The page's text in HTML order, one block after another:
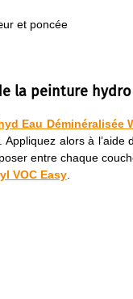
et poncée
la peinture hydro
Eau Déminéralisée
alors à
entre chaque
VOC Easy